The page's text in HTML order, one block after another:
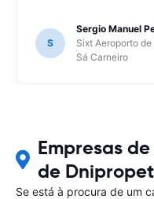
S
Sergio Manuel
Sixt Aeroporto
Sá Carneiro
Empresas
de
Se está à procura de um